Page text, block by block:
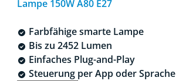
Lampe 150W A80 E27
Farbfähige smarte Lampe
Bis zu 2452 Lumen
Einfaches Plug-and-Play
Steuerung per App oder Sprache